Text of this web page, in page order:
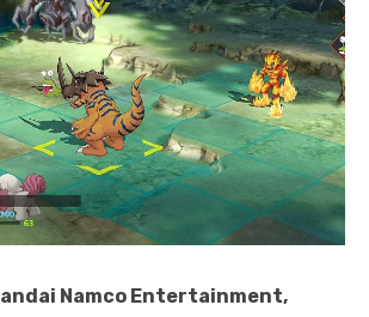
andai Namco Entertainment,